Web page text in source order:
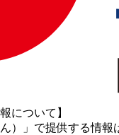
について】
）」で提供する情